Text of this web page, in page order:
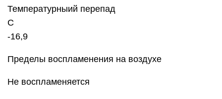
Температурныий перепад
C
-16,9
Пределы воспламенения на воздухе
Не воспламеняется